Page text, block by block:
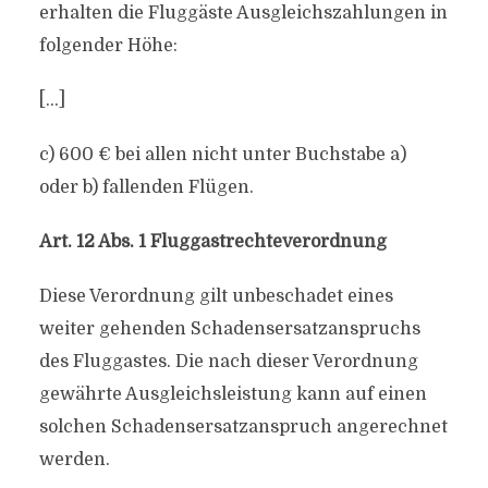
erhalten die Fluggäste Ausgleichszahlungen in
folgender Höhe:
[…]
c) 600 € bei allen nicht unter Buchstabe a)
oder b) fallenden Flügen.
Art. 12 Abs. 1 Fluggastrechteverordnung
Diese Verordnung gilt unbeschadet eines
weiter gehenden Schadensersatzanspruchs
des Fluggastes. Die nach dieser Verordnung
gewährte Ausgleichsleistung kann auf einen
solchen Schadensersatzanspruch angerechnet
werden.